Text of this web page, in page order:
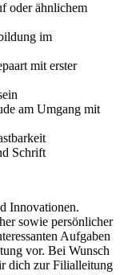
oder ähnlichem
im
mit erster
am Umgang mit
Schrift
Innovationen.
sowie persönlicher
Aufgaben
vor. Bei Wunsch
dich zur Filialleitung